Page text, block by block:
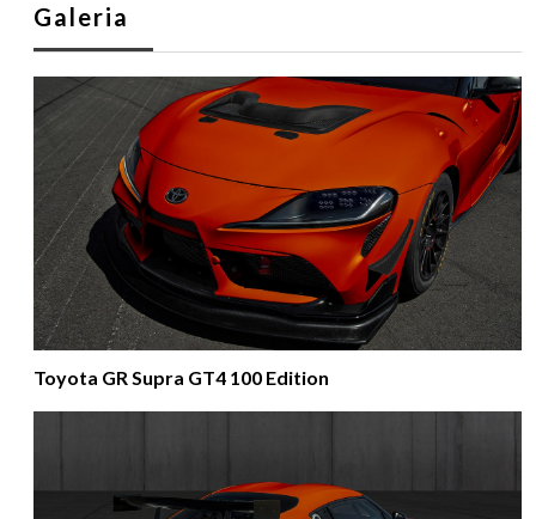
Galeria
Toyota GR Supra GT4 100 Edition